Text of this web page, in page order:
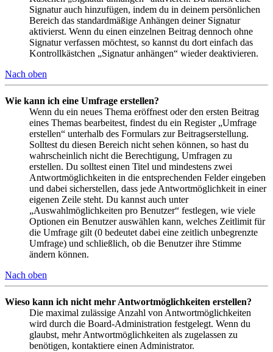
Signatur auch hinzufügen, indem du in deinem persönlichen
Bereich das standardmäßige Anhängen deiner Signatur
aktivierst. Wenn du einen einzelnen Beitrag dennoch ohne
Signatur verfassen möchtest, so kannst du dort einfach das
Kontrollkästchen „Signatur anhängen“ wieder deaktivieren.
Nach oben
Wie kann ich eine Umfrage erstellen?
Wenn du ein neues Thema eröffnest oder den ersten Beitrag
eines Themas bearbeitest, findest du ein Register „Umfrage
erstellen“ unterhalb des Formulars zur Beitragserstellung.
Solltest du diesen Bereich nicht sehen können, so hast du
wahrscheinlich nicht die Berechtigung, Umfragen zu
erstellen. Du solltest einen Titel und mindestens zwei
Antwortmöglichkeiten in die entsprechenden Felder eingeben
und dabei sicherstellen, dass jede Antwortmöglichkeit in einer
eigenen Zeile steht. Du kannst auch unter
„Auswahlmöglichkeiten pro Benutzer“ festlegen, wie viele
Optionen ein Benutzer auswählen kann, welches Zeitlimit für
die Umfrage gilt (0 bedeutet dabei eine zeitlich unbegrenzte
Umfrage) und schließlich, ob die Benutzer ihre Stimme
ändern können.
Nach oben
Wieso kann ich nicht mehr Antwortmöglichkeiten erstellen?
Die maximal zulässige Anzahl von Antwortmöglichkeiten
wird durch die Board-Administration festgelegt. Wenn du
glaubst, mehr Antwortmöglichkeiten als zugelassen zu
benötigen, kontaktiere einen Administrator.